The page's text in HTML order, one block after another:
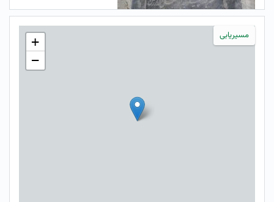
مسیریابی
+
−